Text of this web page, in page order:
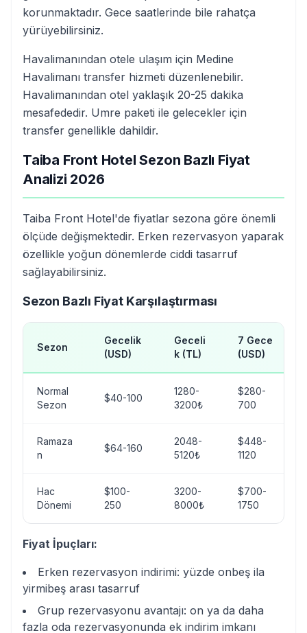
korunmaktadır. Gece saatlerinde bile rahatça
yürüyebilirsiniz.
Havalimanından otele ulaşım için Medine
Havalimanı transfer hizmeti düzenlenebilir.
Havalimanından otel yaklaşık 20-25 dakika
mesafededir. Umre paketi ile gelecekler için
transfer genellikle dahildir.
Taiba Front Hotel Sezon Bazlı Fiyat
Analizi 2026
Taiba Front Hotel'de fiyatlar sezona göre önemli
ölçüde değişmektedir. Erken rezervasyon yaparak
özellikle yoğun dönemlerde ciddi tasarruf
sağlayabilirsiniz.
Sezon Bazlı Fiyat Karşılaştırması
Sezon
Gecelik
(USD)
Geceli
k (TL)
7 Gece
(USD)
Normal
Sezon
$40-100
1280-
3200₺
$280-
700
Ramaza
n
$64-160
2048-
5120₺
$448-
1120
Hac
Dönemi
$100-
250
3200-
8000₺
$700-
1750
Fiyat İpuçları:
Erken rezervasyon indirimi: yüzde onbeş ila
yirmibeş arası tasarruf
Grup rezervasyonu avantajı: on ya da daha
fazla oda rezervasyonunda ek indirim imkanı